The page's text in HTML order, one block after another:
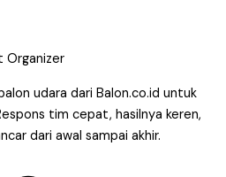
Organizer
udara dari Balon.co.id untuk
tim cepat, hasilnya keren,
dari awal sampai akhir.